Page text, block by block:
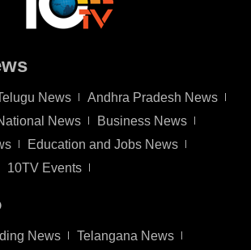
News
Andhra Pradesh News
News
Business News
Education and Jobs News
10TV Events
News Telangana News